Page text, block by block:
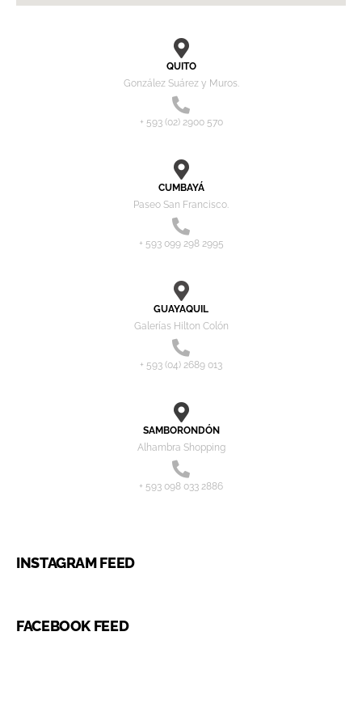
QUITO
González Suárez y Muros.
+ 593 (02) 2900 570
CUMBAYÁ
Paseo San Francisco.
+ 593 099 298 2995
GUAYAQUIL
Galerías Hilton Colón
+ 593 (04) 2689 013
SAMBORONDÓN
Alhambra Shopping
+ 593 098 033 2886
INSTAGRAM FEED
FACEBOOK FEED